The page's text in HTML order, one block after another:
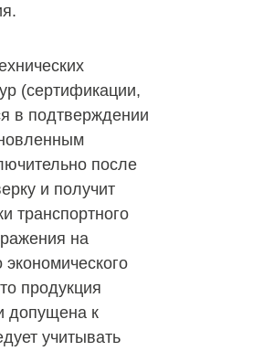
(сертификации,
в подтверждении
после
и получит
транспортного
на
продукция
допущена к
учитывать